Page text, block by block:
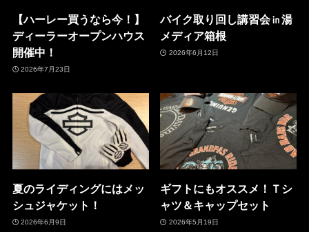
【ハーレー買うなら今！】
ディーラーオープンハウス
開催中！
2026年7月23日
バイク取り回し講習会㏌湯
メディア箱根
2026年6月12日
夏のライディングにはメッ
シュジャケット！
2026年6月9日
ギフトにもオススメ！Ｔシ
ャツ＆キャップセット
2026年5月19日